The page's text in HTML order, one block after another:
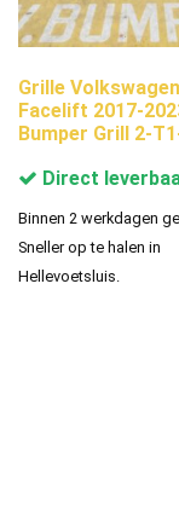
Grille
Facelift 2017-
Bumper Grill 2-
Direct
Binnen 2 werkdagen
Sneller op te halen in
Hellevoetsluis.